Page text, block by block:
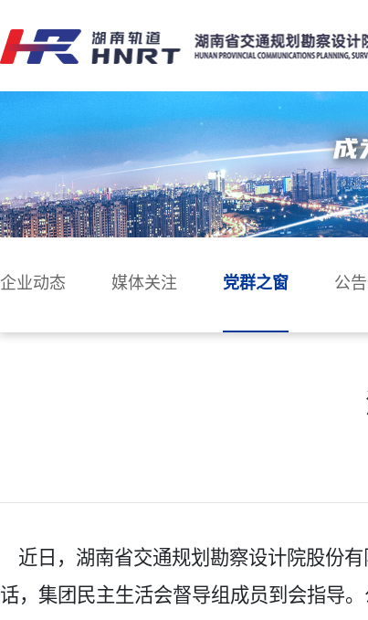
企业动态 媒体关注 党群之窗 公
近日，湖南省交通规划勘察设计院股份
话，集团民主生活会督导组成员到会指导